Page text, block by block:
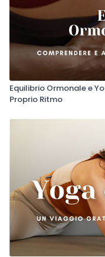
Equilibrio Ormonale e
Proprio Ritmo